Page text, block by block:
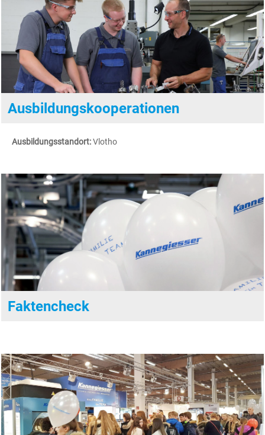
Ausbildungskooperationen
Ausbildungsstandort:Vlotho
Faktencheck